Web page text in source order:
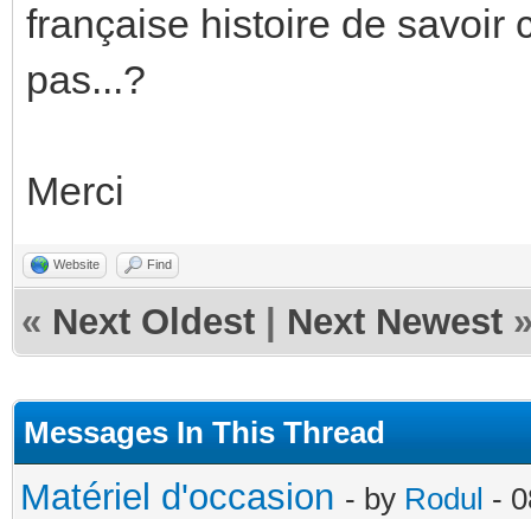
française histoire de savoir
pas...?
Merci
Website Find
« Next Oldest Next Newest
Messages In This Thread
Matériel d'occasion - by Rodul -